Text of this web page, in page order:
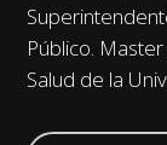
Público.
Salud de la